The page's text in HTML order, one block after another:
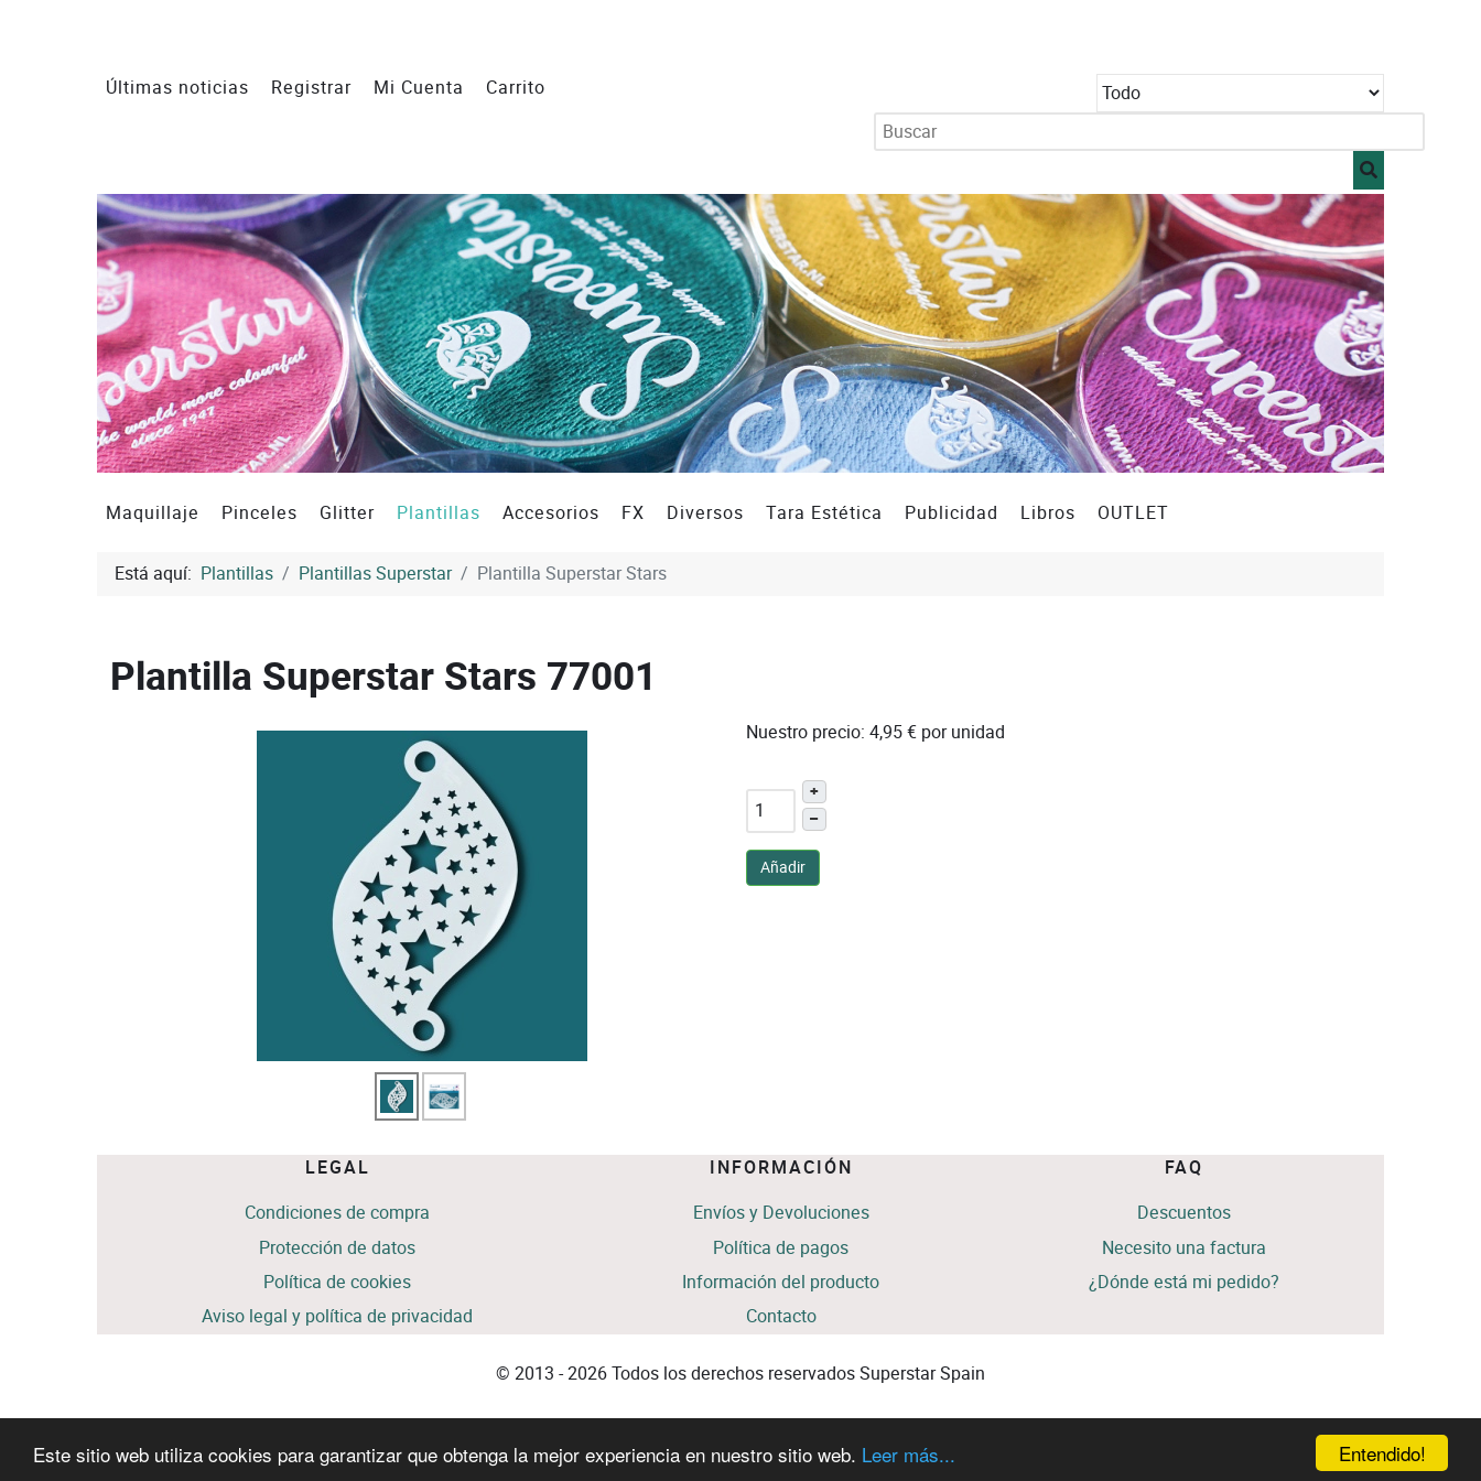
Entendido!
Este sitio web utiliza cookies para garantizar que obtenga la mejor experiencia en nuestro sitio web. Leer más...
Últimas noticias Registrar Mi Cuenta Carrito
Maquillaje Pinceles Glitter Plantillas Accesorios FX Diversos Tara Estética Publicidad Libros OUTLET
Está aquí: Plantillas Plantillas Superstar Plantilla Superstar Stars
Plantilla Superstar Stars 77001
Nuestro precio: 4,95 € por unidad
+
–
Añadir
LEGAL
Condiciones de compra
Protección de datos
Política de cookies
Aviso legal y política de privacidad
INFORMACIÓN
Envíos y Devoluciones
Política de pagos
Información del producto
Contacto
FAQ
Descuentos
Necesito una factura
¿Dónde está mi pedido?
© 2013 - 2026 Todos los derechos reservados Superstar Spain